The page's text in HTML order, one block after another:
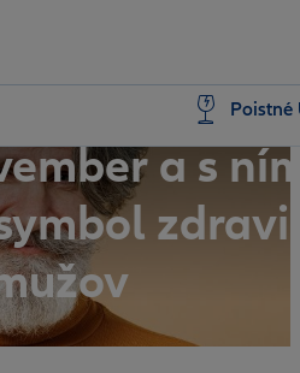
Poistné
a s